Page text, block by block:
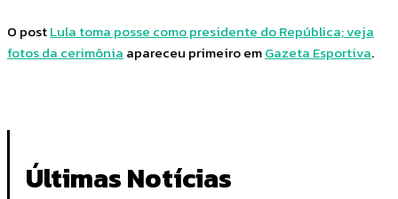
O postLula toma posse como presidente do República; veja
fotos da cerimônia apareceu primeiro emGazeta Esportiva.
Últimas Notícias